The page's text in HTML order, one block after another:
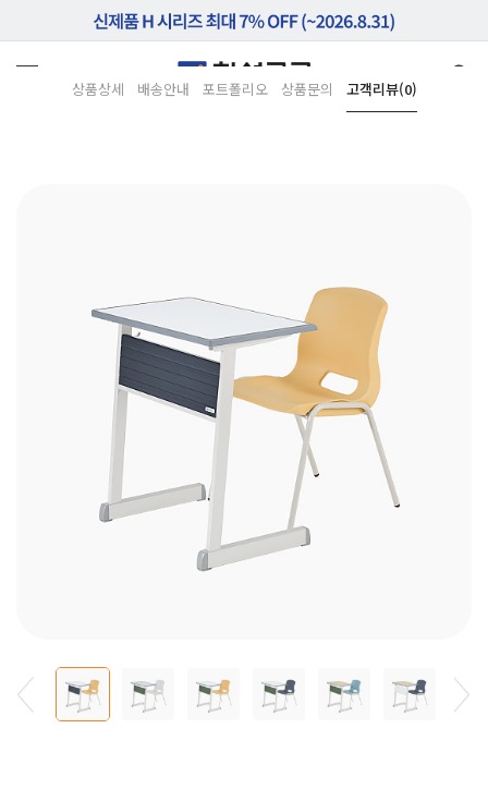
상품상세 배송안내 포트폴리오 상품문의 고객리뷰(0)